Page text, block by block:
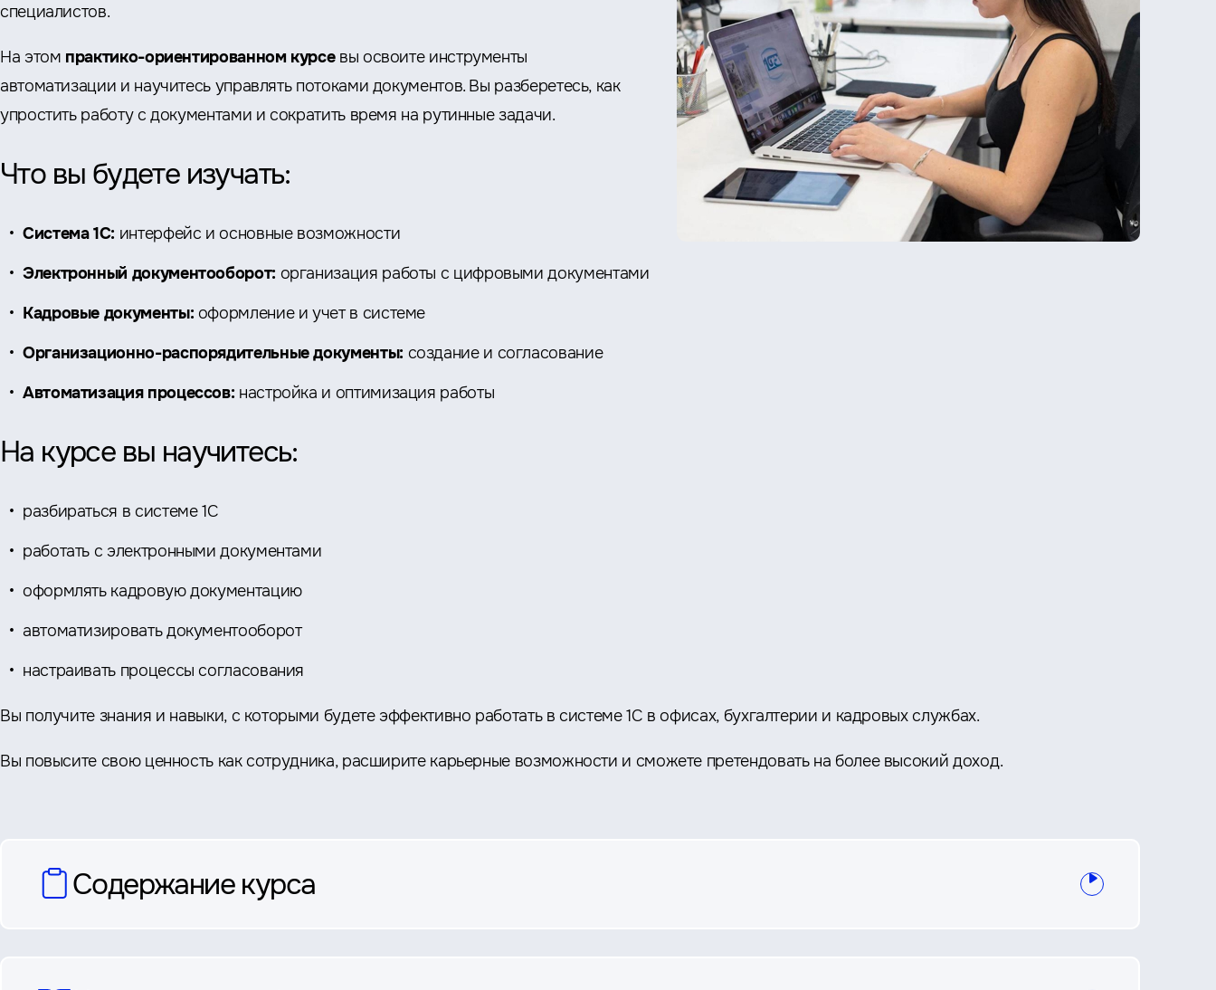
специалистов.
На этом практико-ориентированном курсевы освоите инструменты
автоматизации и научитесь управлять потоками документов. Вы разберетесь, как
упростить работу с документами и сократить время на рутинные задачи.
Что вы будете изучать:
Система 1С: интерфейс и основные возможности
Электронный документооборот: организация работы с цифровыми документами
Кадровые документы: оформление и учет в системе
Организационно-распорядительные документы: создание и согласование
Автоматизация процессов: настройка и оптимизация работы
На курсе вы научитесь:
разбираться в системе 1С
работать с электронными документами
оформлять кадровую документацию
автоматизировать документооборот
настраивать процессы согласования
Вы получите знания и навыки, с которыми будете эффективно работать в системе 1С в офисах, бухгалтерии и кадровых службах.
Вы повысите свою ценность как сотрудника, расширите карьерные возможности и сможете претендовать на более высокий доход.
вопросы
Содержание курса